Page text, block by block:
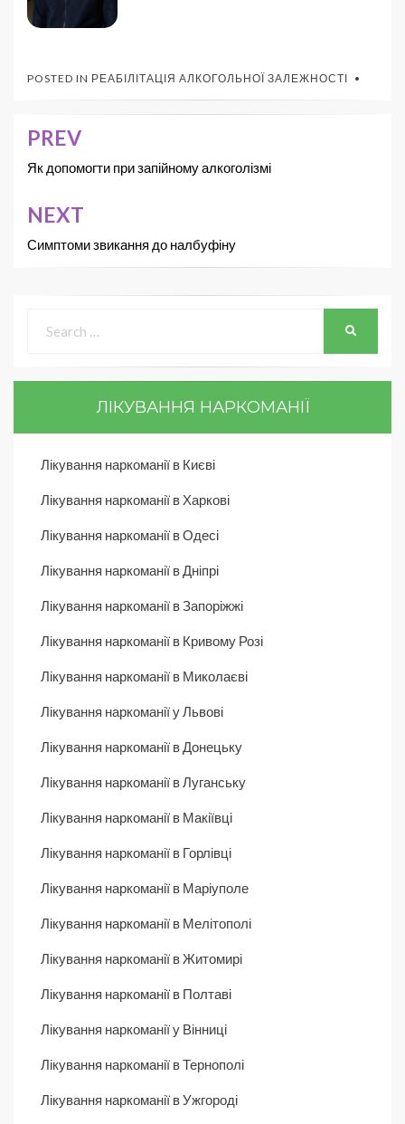
POSTED IN РЕАБІЛІТАЦІЯ АЛКОГОЛЬНОЇ ЗАЛЕЖНОСТІ
PREV
Як допомогти при запійному алкоголізмі
NEXT
Симптоми звикання до налбуфіну
ЛІКУВАННЯ НАРКОМАНІЇ
Лікування наркоманії в Києві
Лікування наркоманії в Харкові
Лікування наркоманії в Одесі
Лікування наркоманії в Дніпрі
Лікування наркоманії в Запоріжжі
Лікування наркоманії в Кривому Розі
Лікування наркоманії в Миколаєві
Лікування наркоманії у Львові
Лікування наркоманії в Донецьку
Лікування наркоманії в Луганську
Лікування наркоманії в Макіївці
Лікування наркоманії в Горлівці
Лікування наркоманії в Маріуполе
Лікування наркоманії в Мелітополі
Лікування наркоманії в Житомирі
Лікування наркоманії в Полтаві
Лікування наркоманії у Вінниці
Лікування наркоманії в Тернополі
Лікування наркоманії в Ужгороді